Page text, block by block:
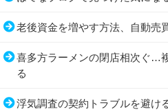
老後資金を増やす方法、自動売
喜多方ラーメンの閉店相次ぐ…
る
浮気調査の契約トラブルを避け